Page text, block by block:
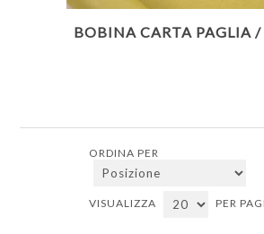
BOBINA CARTA PAGLIA
ORDINA PER
VISUALIZZA PER